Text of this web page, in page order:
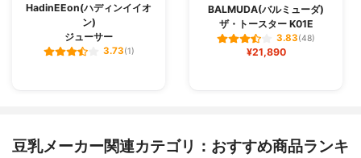
HadinEEon(ハディンイイオ
ン)
ジューサー
3.73(1)
BALMUDA(バルミューダ)
ザ・トースター K01E
3.83(48)
¥21,890
豆乳メーカー関連カテゴリ：おすすめ商品ランキ